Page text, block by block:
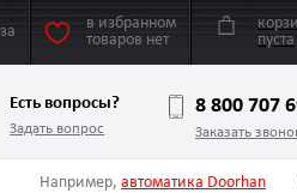
в избранном
товаров нет
пуста
Есть вопросы?
Задать вопрос
8 800 707
Заказать
Например, автоматика Doorhan